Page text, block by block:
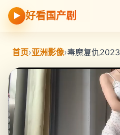
▶ 好看国产剧
首页›亚洲影像›毒魔复仇2023